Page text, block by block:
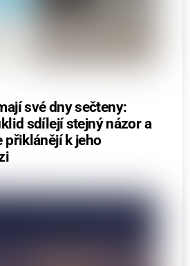
své dny sečteny:
sdílejí stejný názor a
přiklánějí k jeho